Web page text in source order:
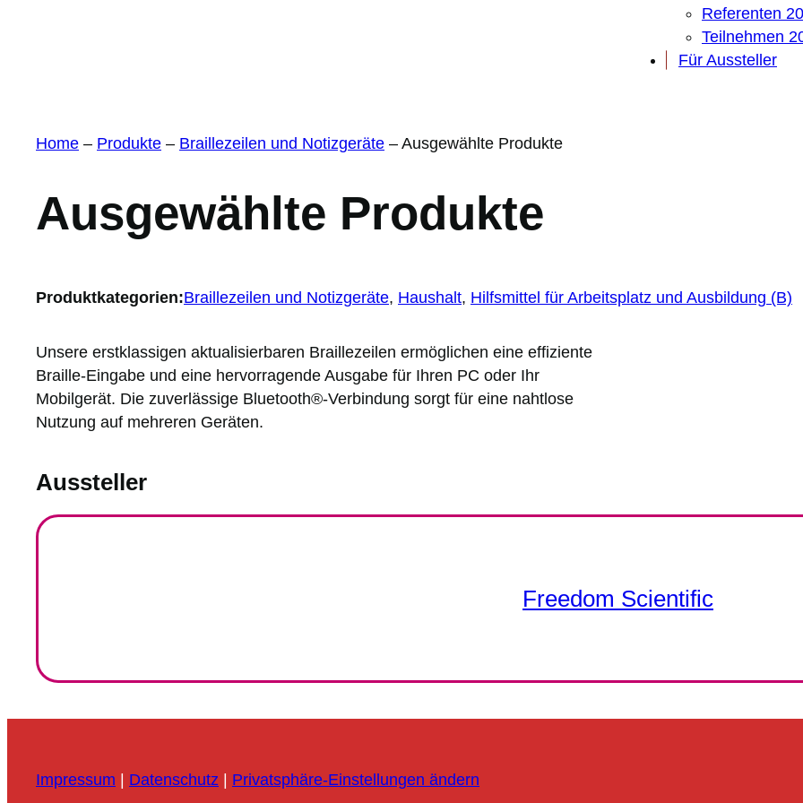
Referenten
Teilnehmen
Für Aussteller
Home – Produkte – Braillezeilen und Notizgeräte – Ausgewählte Produkte
Ausgewählte Produkte
Produktkategorien:Braillezeilen und Notizgeräte, Haushalt, Hilfsmittel für Arbeitsplatz und Ausbildung (B)
Unsere erstklassigen aktualisierbaren Braillezeilen ermöglichen eine effiziente
Braille-Eingabe und eine hervorragende Ausgabe für Ihren PC oder Ihr
Mobilgerät. Die zuverlässige Bluetooth®-Verbindung sorgt für eine nahtlose
Nutzung auf mehreren Geräten.
Aussteller
Freedom Scientific
Impressum | Datenschutz | Privatsphäre-Einstellungen ändern